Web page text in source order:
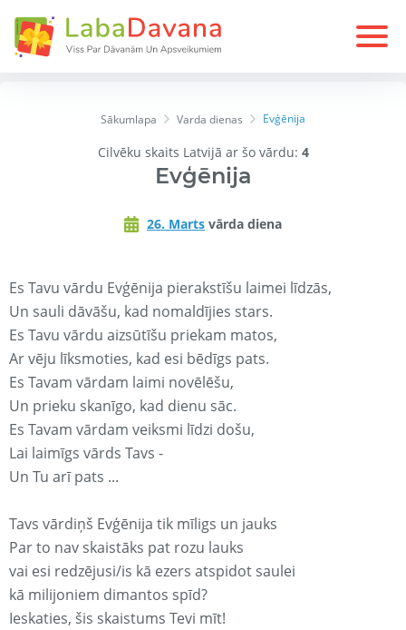
Sākumlapa Varda dienas Evģēnija
Cilvēku skaits Latvijā ar šo vārdu: 4
Evģēnija
26. Marts vārda diena
Es Tavu vārdu Evģēnija pierakstīšu laimei līdzās,
Un sauli dāvāšu, kad nomaldījies stars.
Es Tavu vārdu aizsūtīšu priekam matos,
Ar vēju līksmoties, kad esi bēdīgs pats.
Es Tavam vārdam laimi novēlēšu,
Un prieku skanīgo, kad dienu sāc.
Es Tavam vārdam veiksmi līdzi došu,
Lai laimīgs vārds Tavs -
Un Tu arī pats ...
Tavs vārdiņš Evģēnija tik mīligs un jauks
Par to nav skaistāks pat rozu lauks
vai esi redzējusi/is kā ezers atspidot saulei
kā milijoniem dimantos spīd?
Ieskaties, šis skaistums Tevi mīt!